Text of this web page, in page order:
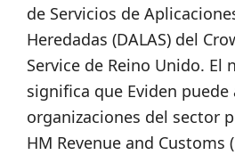
de Servicios de
Heredadas (DALAS) del
Service de Reino Unido. El
significa que Eviden puede
organizaciones del sector
HM Revenue and Customs